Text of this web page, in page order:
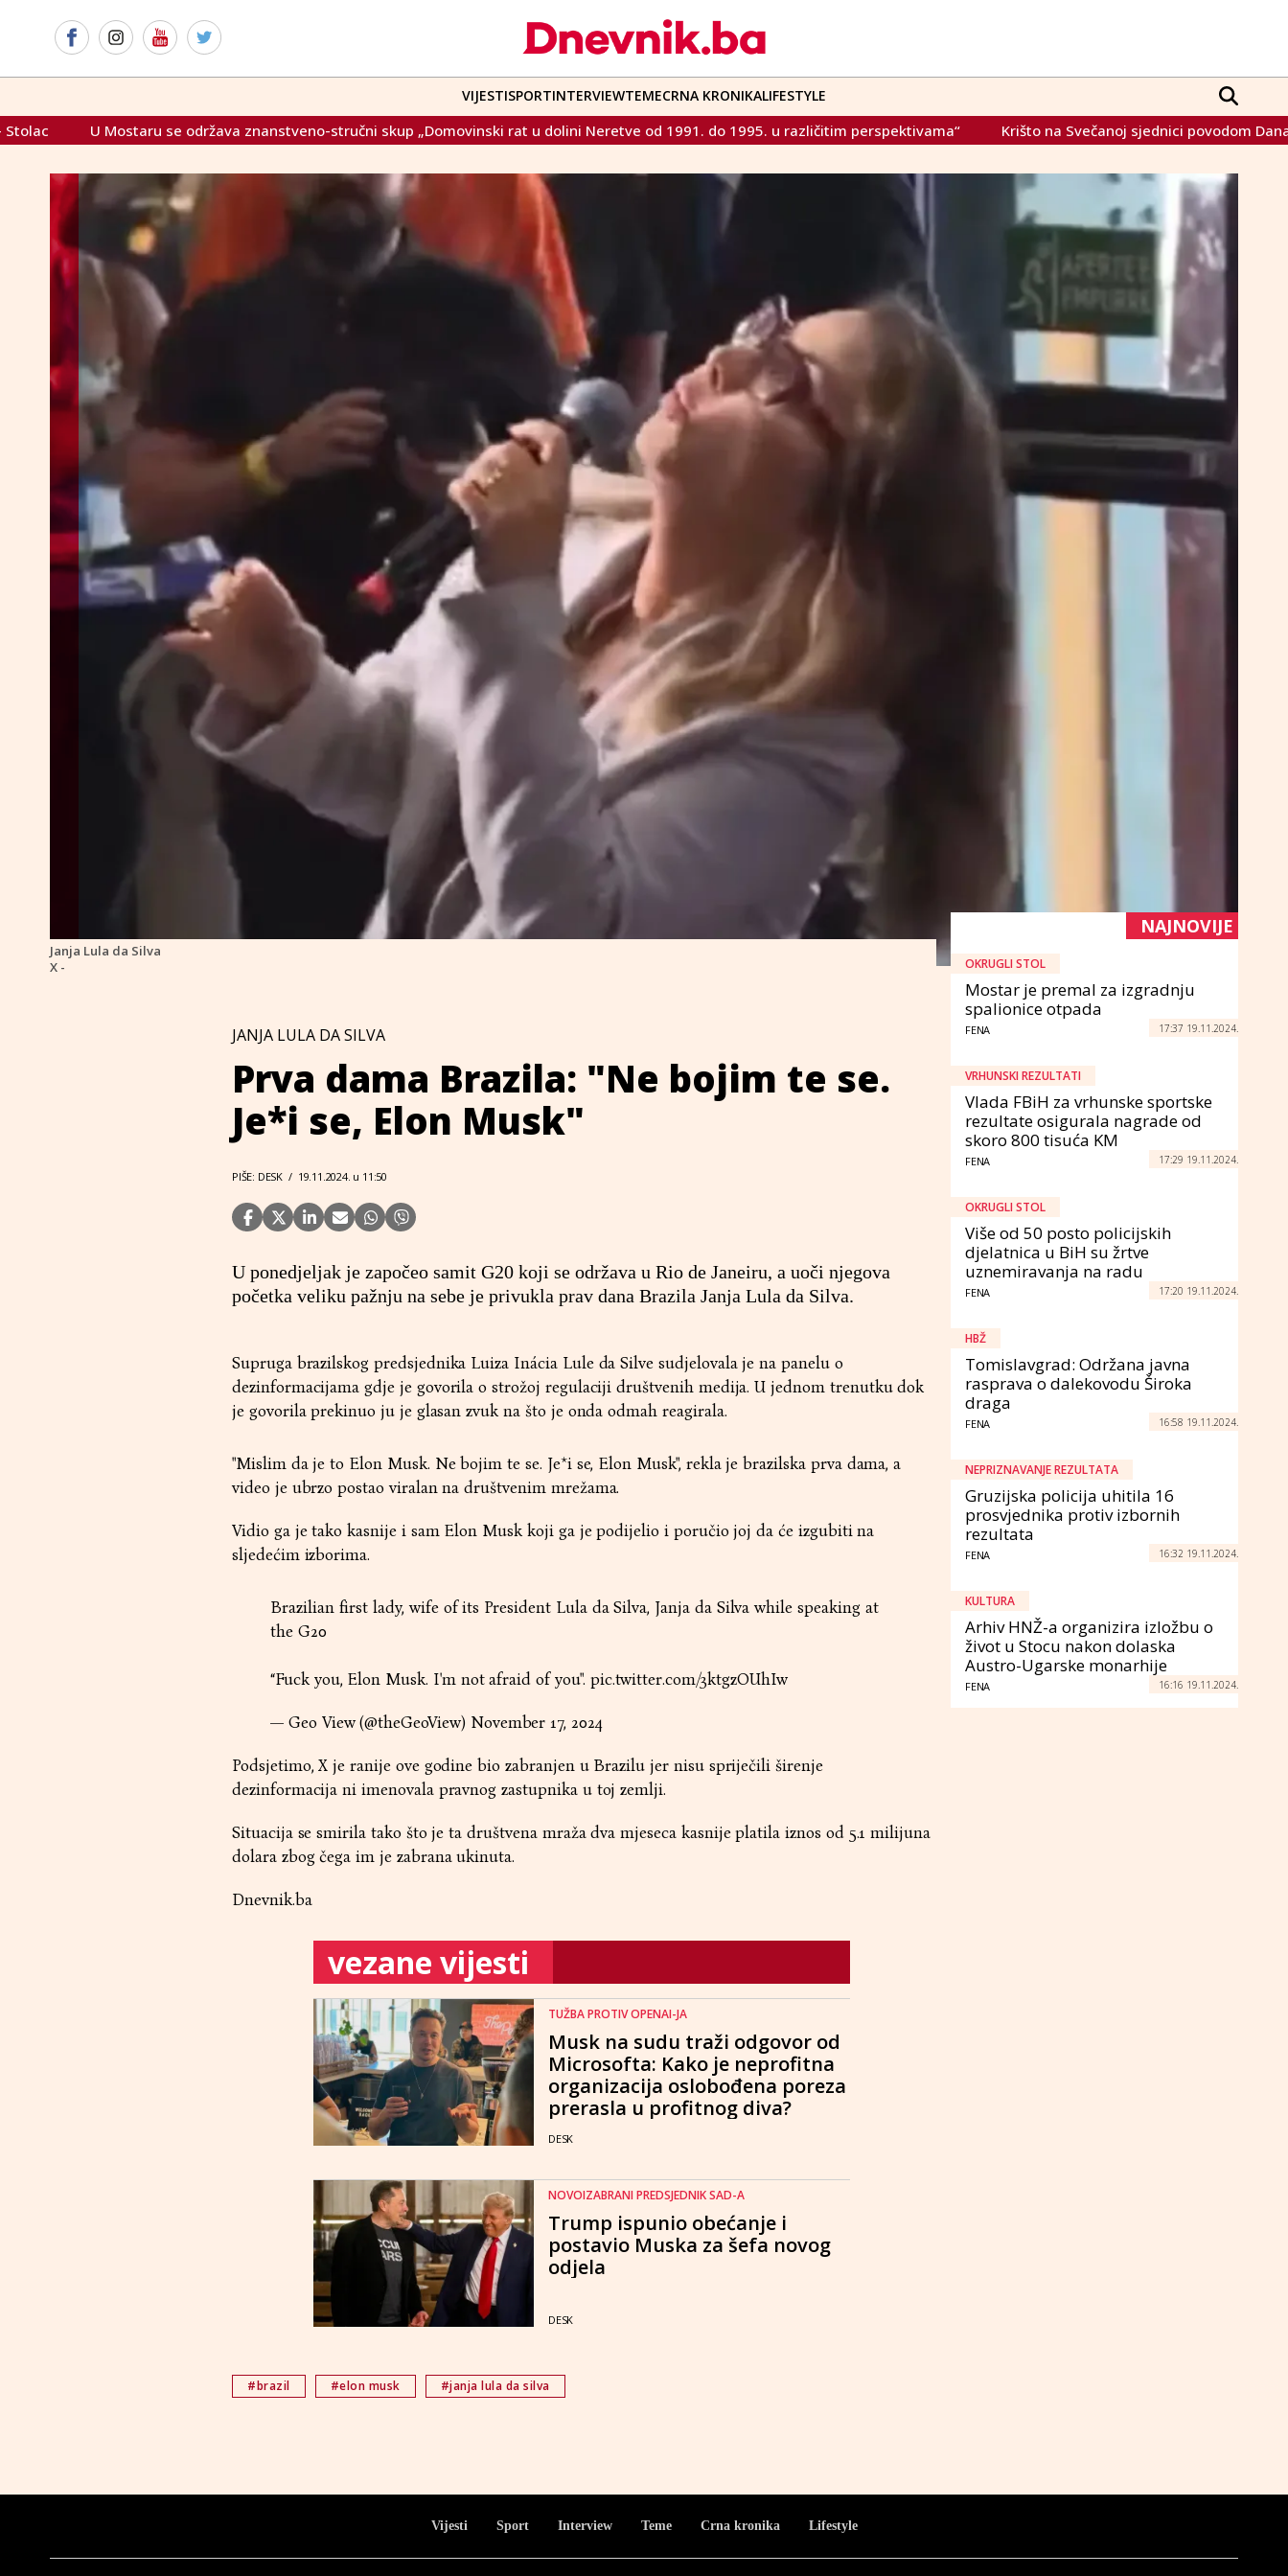
VIJESTISPORTINTERVIEWTEMECRNA KRONIKALIFESTYLE
održava znanstveno-stručni skup „Domovinski rat u dolini Neretve od 1991. do 1995. u različitim perspektivama“ Krišto na Svečanoj sjednici povodom Dana općine Grude i
Janja Lula da Silva
X -
JANJA LULA DA SILVA
Prva dama Brazila: "Ne bojim te se.
Je*i se, Elon Musk"
PIŠE: DESK / 19.11.2024. u 11:50
U ponedjeljak je započeo samit G20 koji se održava u Rio de Janeiru, a uoči njegova
početka veliku pažnju na sebe je privukla prav dana Brazila Janja Lula da Silva.
Supruga brazilskog predsjednika Luiza Inácia Lule da Silve sudjelovala je na panelu o
dezinformacijama gdje je govorila o strožoj regulaciji društvenih medija. U jednom trenutku dok
je govorila prekinuo ju je glasan zvuk na što je onda odmah reagirala.
"Mislim da je to Elon Musk. Ne bojim te se. Je*i se, Elon Musk", rekla je brazilska prva dama, a
video je ubrzo postao viralan na društvenim mrežama.
Vidio ga je tako kasnije i sam Elon Musk koji ga je podijelio i poručio joj da će izgubiti na
sljedećim izborima.
Brazilian first lady, wife of its President Lula da Silva, Janja da Silva while speaking at
the G20
“Fuck you, Elon Musk. I'm not afraid of you". pic.twitter.com/3ktgzOUhIw
— Geo View (@theGeoView) November 17, 2024
Podsjetimo, X je ranije ove godine bio zabranjen u Brazilu jer nisu spriječili širenje
dezinformacija ni imenovala pravnog zastupnika u toj zemlji.
Situacija se smirila tako što je ta društvena mraža dva mjeseca kasnije platila iznos od 5.1 milijuna
dolara zbog čega im je zabrana ukinuta.
Dnevnik.ba
vezane vijesti
TUŽBA PROTIV OPENAI-JA
Musk na sudu traži odgovor od
Microsofta: Kako je neprofitna
organizacija oslobođena poreza
prerasla u profitnog diva?
DESK
NOVOIZABRANI PREDSJEDNIK SAD-A
Trump ispunio obećanje i
postavio Muska za šefa novog
odjela
DESK
#brazil #elon musk #janja lula da silva
NAJNOVIJE
OKRUGLI STOL
Mostar je premal za izgradnju
spalionice otpada
FENA 17:37 19.11.2024.
VRHUNSKI REZULTATI
Vlada FBiH za vrhunske sportske
rezultate osigurala nagrade od
skoro 800 tisuća KM
FENA 17:29 19.11.2024.
OKRUGLI STOL
Više od 50 posto policijskih
djelatnica u BiH su žrtve
uznemiravanja na radu
FENA 17:20 19.11.2024.
HBŽ
Tomislavgrad: Održana javna
rasprava o dalekovodu Široka
draga
FENA 16:58 19.11.2024.
NEPRIZNAVANJE REZULTATA
Gruzijska policija uhitila 16
prosvjednika protiv izbornih
rezultata
FENA 16:32 19.11.2024.
KULTURA
Arhiv HNŽ-a organizira izložbu o
život u Stocu nakon dolaska
Austro-Ugarske monarhije
FENA 16:16 19.11.2024.
Vijesti Sport Interview Teme Crna kronika Lifestyle